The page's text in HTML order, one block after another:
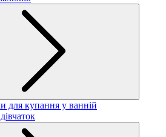
для купання у ванній